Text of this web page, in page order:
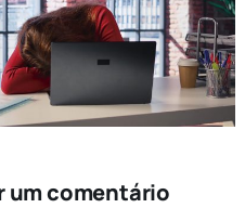
Ambiente Saudável e
Produtividade
um comentário